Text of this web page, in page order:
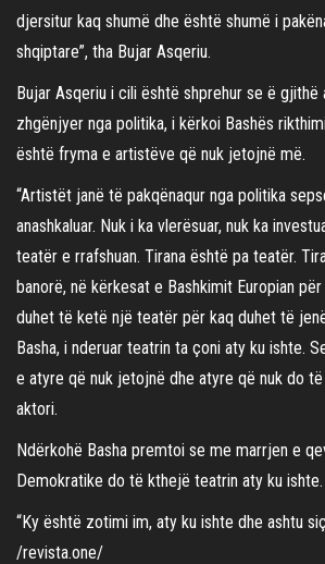
djersitur kaq shumë dhe është shumë i
shqiptare”, tha Bujar Asqeriu.
Bujar Asqeriu i cili është shprehur se ë
zhgënjyer nga politika, i kërkoi Bashës
është fryma e artistëve që nuk jetojnë më.
“Artistët janë të pakqënaqur nga politika
anashkaluar. Nuk i ka vlerësuar, nuk ka
teatër e rrafshuan. Tirana është pa teatër.
banorë, në kërkesat e Bashkimit Europian
duhet të ketë një teatër për kaq duhet të
Basha, i nderuar teatrin ta çoni aty ku ishte.
e atyre që nuk jetojnë dhe atyre që nuk do
aktori.
Ndërkohë Basha premtoi se me marrjen e
Demokratike do të kthejë teatrin aty ku ishte.
“Ky është zotimi im, aty ku ishte dhe ashtu
/revista.one/